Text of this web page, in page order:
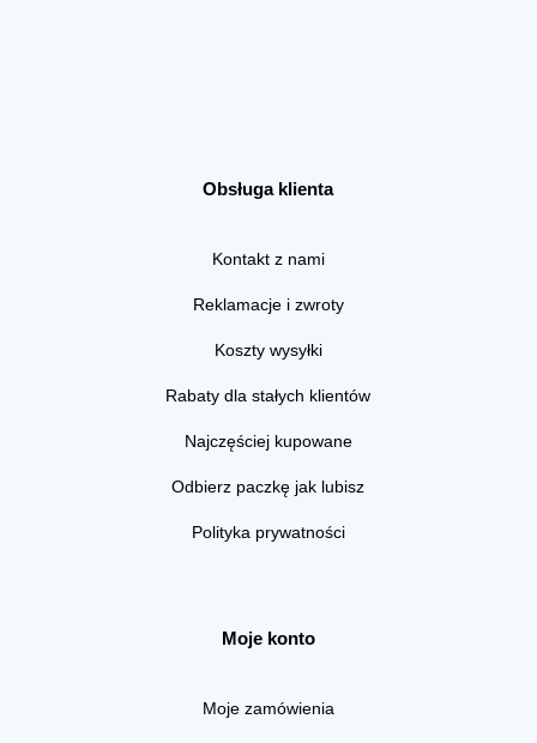
Obsługa klienta
Kontakt z nami
Reklamacje i zwroty
Koszty wysyłki
Rabaty dla stałych klientów
Najczęściej kupowane
Odbierz paczkę jak lubisz
Polityka prywatności
Moje konto
Moje zamówienia